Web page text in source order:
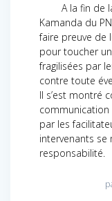
A la fin de la
Kamanda du
faire preuve de
pour toucher
fragilisées par
contre toute
Il s’est montré
par les
intervenants
responsabilité.